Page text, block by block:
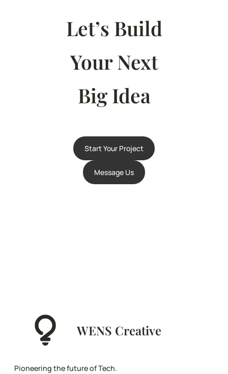
Let’s Build
Your Next
Big Idea
Start Your Project
Message Us
WENS Creative
Pioneering the future of Tech.